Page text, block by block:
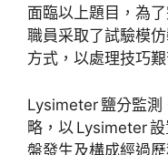
面臨以上題目，為
職員采取了試驗模
方式，以處理技巧
Lysimeter 鹽分監測
略，以 Lysimeter
盤發生及構成經過歷